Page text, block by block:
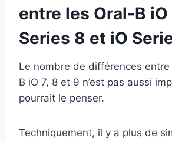
entre les Oral-B iO
Series 8 et iO
Le nombre de différences
B iO 7, 8 et 9 n’est pas aussi
pourrait le penser.
Techniquement, il y a plus de